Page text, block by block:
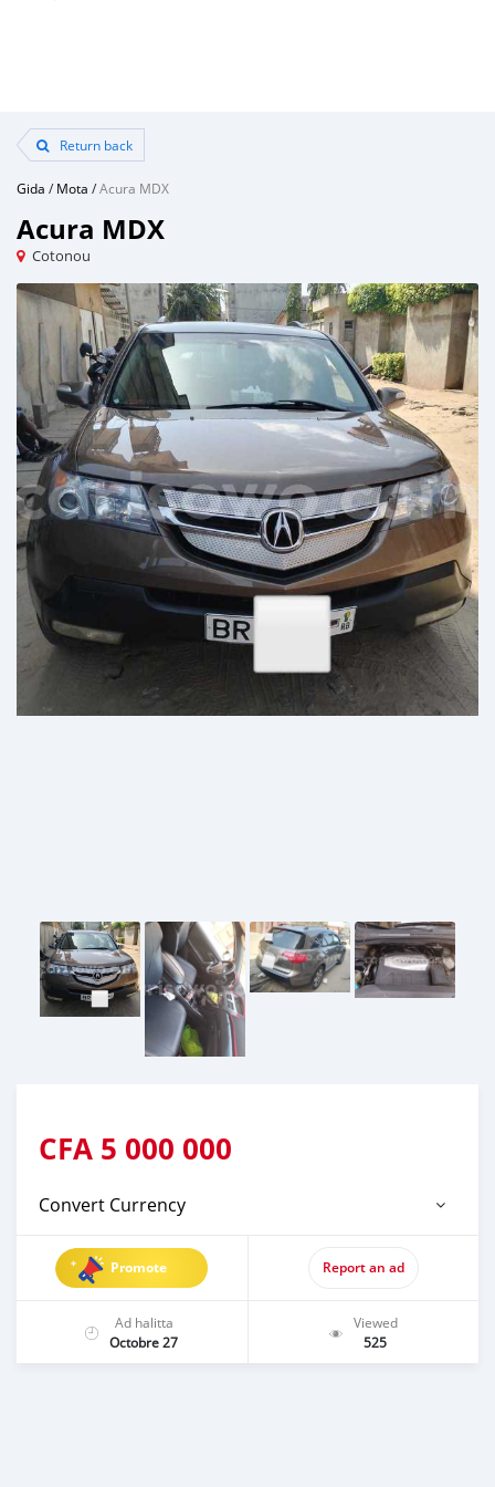
Return back
Gida /Mota /Acura MDX
Acura MDX
Cotonou
CFA 5 000 000
Convert Currency
Promote Report an ad
Ad halitta
Octobre 27
Viewed
525